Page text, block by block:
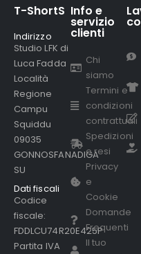
T-ShortS
Indirizzo
Studio LFK di
Luca Fadda
Località
Regione
Campu
Squiddu
09035
GONNOSFANADIGA
SU
Dati fiscali
Codice
fiscale:
FDDLCU74R20E425P
Partita IVA
Info e
servizio
clienti
Chi
siamo
Termini e
condizioni
contrattuali
Spedizioni
e resi
Privacy
e
Cookie
Domande
Frequenti
Il tuo